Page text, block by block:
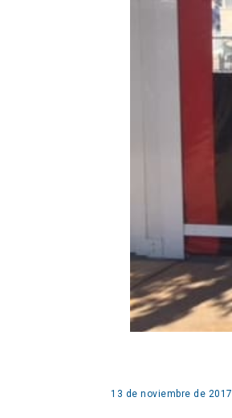
13 de noviembre de 2017